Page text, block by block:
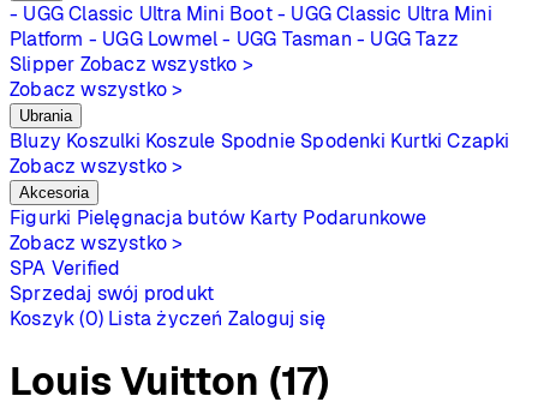
- UGG Classic Ultra Mini Boot - UGG Classic Ultra Mini
Platform - UGG Lowmel - UGG Tasman - UGG Tazz
Slipper Zobacz wszystko >
Zobacz wszystko >
Ubrania
Bluzy Koszulki Koszule Spodnie Spodenki Kurtki Czapki
Zobacz wszystko >
Akcesoria
Figurki Pielęgnacja butów Karty Podarunkowe
Zobacz wszystko >
SPA Verified
Sprzedaj swój produkt
Koszyk (0) Lista życzeń Zaloguj się
Louis Vuitton (17)